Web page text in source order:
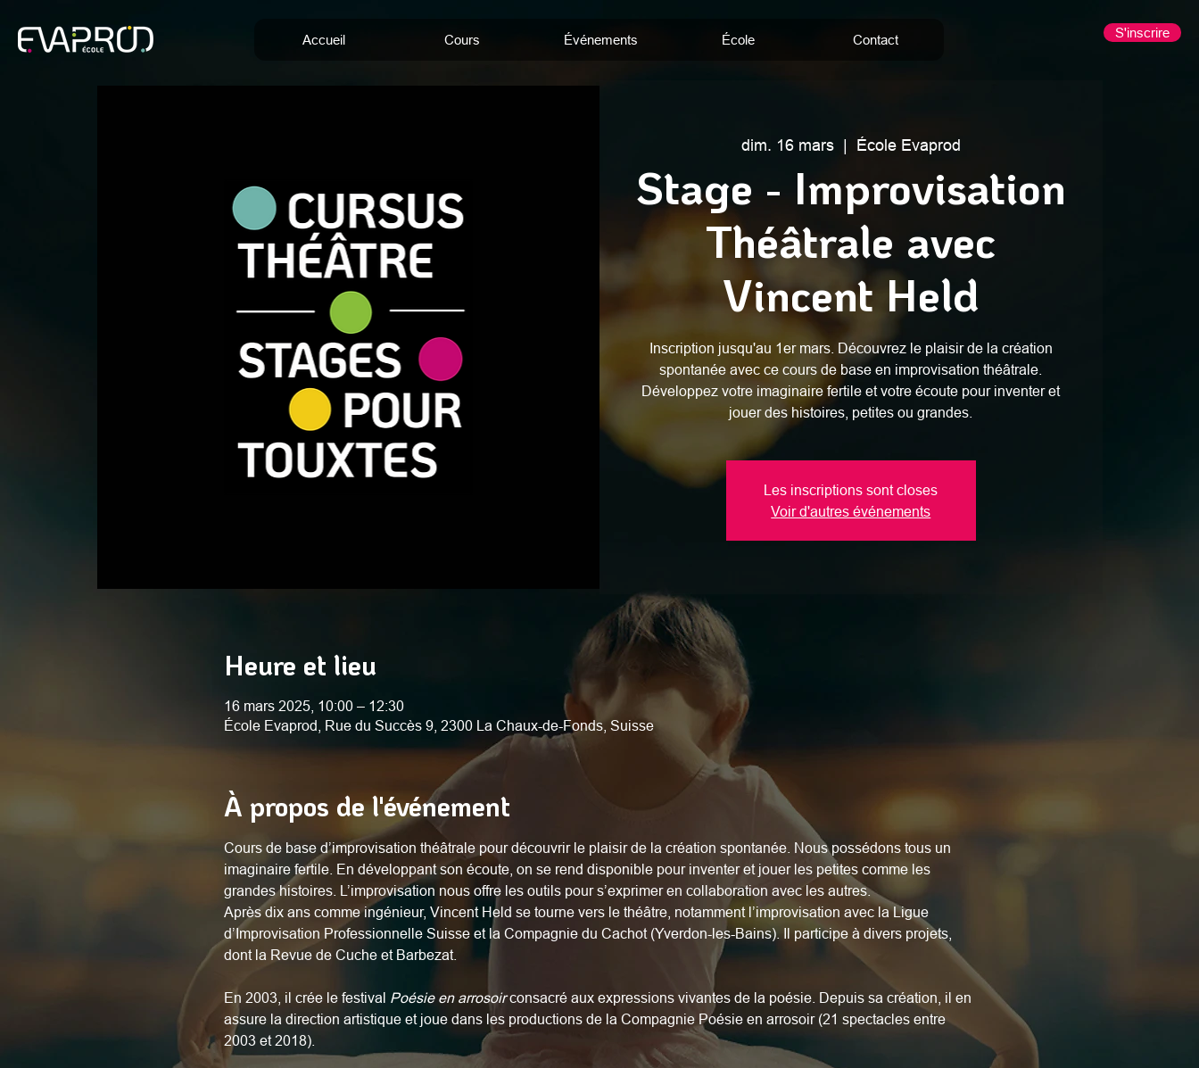
S'inscrire
Accueil Cours Événements École Contact
dim. 16 mars
  |
École Evaprod
Stage - Improvisation
Théâtrale avec
Vincent Held
Inscription jusqu'au 1er mars. Découvrez le plaisir de la création
spontanée avec ce cours de base en improvisation théâtrale.
Développez votre imaginaire fertile et votre écoute pour inventer et
jouer des histoires, petites ou grandes.
Les inscriptions sont closes
Voir d'autres événements
Heure et lieu
16 mars 2025, 10:00 – 12:30
École Evaprod, Rue du Succès 9, 2300 La Chaux-de-Fonds, Suisse
À propos de l'événement
Cours de base d’improvisation théâtrale pour découvrir le plaisir de la création spontanée. Nous possédons tous un
imaginaire fertile. En développant son écoute, on se rend disponible pour inventer et jouer les petites comme les
grandes histoires. L’improvisation nous offre les outils pour s’exprimer en collaboration avec les autres.
Après dix ans comme ingénieur, Vincent Held se tourne vers le théâtre, notamment l’improvisation avec la Ligue
d’Improvisation Professionnelle Suisse et la Compagnie du Cachot (Yverdon-les-Bains). Il participe à divers projets,
dont la Revue de Cuche et Barbezat.
En 2003, il crée le festival Poésie en arrosoir consacré aux expressions vivantes de la poésie. Depuis sa création, il en
assure la direction artistique et joue dans les productions de la Compagnie Poésie en arrosoir (21 spectacles entre
2003 et 2018).